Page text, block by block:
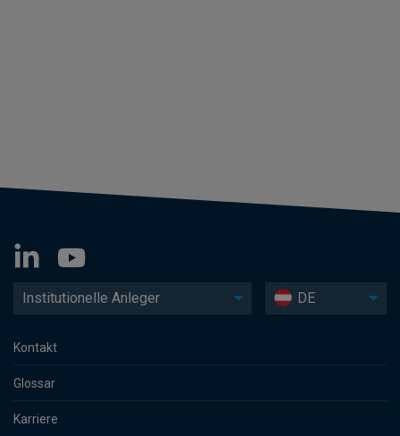
Institutionelle Anleger DE
Kontakt
Glossar
Karriere